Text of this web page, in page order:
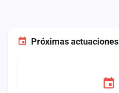
Próximas actuaciones